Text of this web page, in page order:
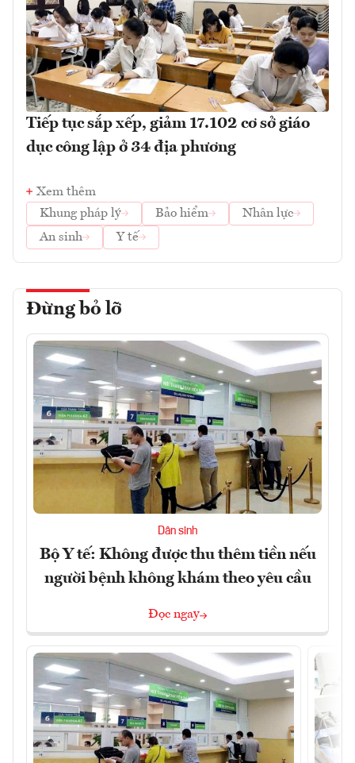
Tiếp tục sắp xếp, giảm 17.102 cơ sở giáo
dục công lập ở 34 địa phương
Xem thêm
Khung pháp lý
Bảo hiểm
Nhân lực
An sinh
Y tế
Đừng bỏ lỡ
Dân sinh
Bộ Y tế: Không được thu thêm tiền nếu
người bệnh không khám theo yêu cầu
Đọc ngay